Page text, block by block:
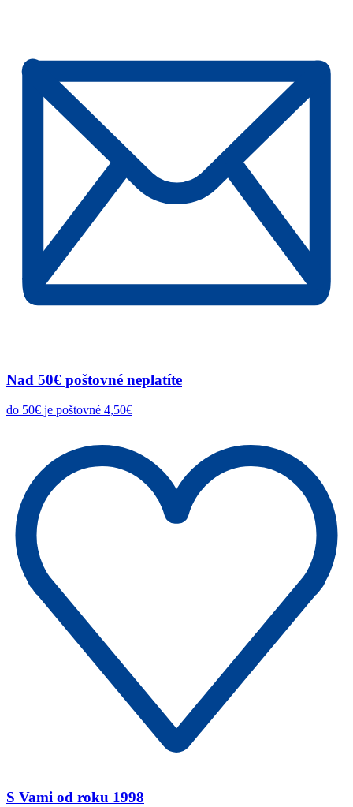
Nad 50€ poštovné neplatíte
do 50€ je poštovné 4,50€
S Vami od roku 1998